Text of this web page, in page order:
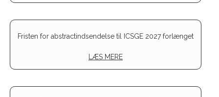
Fristen for abstractindsendelse til ICSGE 2027 forlænget
LÆS MERE